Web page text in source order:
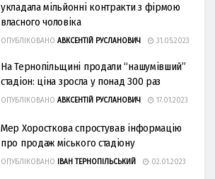
укладала мільйонні контракти з фірмою
власного чоловіка
ОПУБЛІКОВАНО АВКСЕНТІЙ РУСЛАНОВИЧ 31.05.2023
На Тернопільщині продали “нашумівший”
стадіон: ціна зросла у понад 300 раз
ОПУБЛІКОВАНО АВКСЕНТІЙ РУСЛАНОВИЧ 17.01.2023
Мер Хоросткова спростував інформацію
про продаж міського стадіону
ОПУБЛІКОВАНО ІВАН ТЕРНОПІЛЬСЬКИЙ 02.01.2023